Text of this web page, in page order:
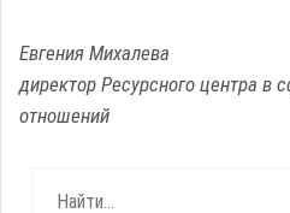
Евгения Михалева
директор Ресурсного центра в
отношений